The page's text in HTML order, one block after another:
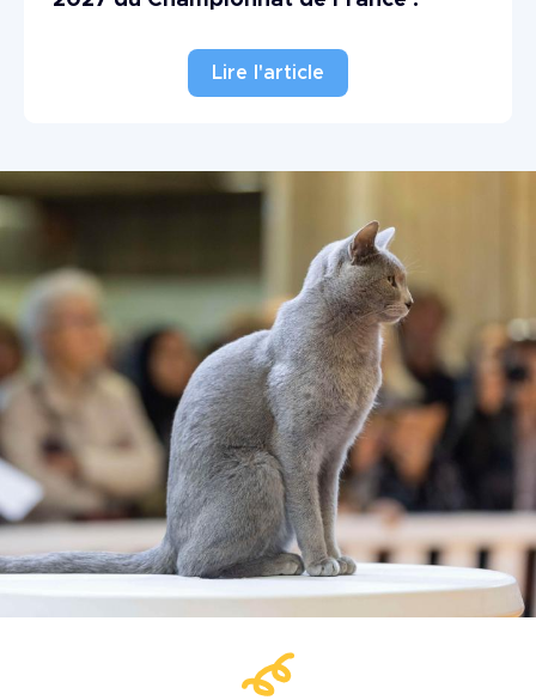
Lire l'article
Image